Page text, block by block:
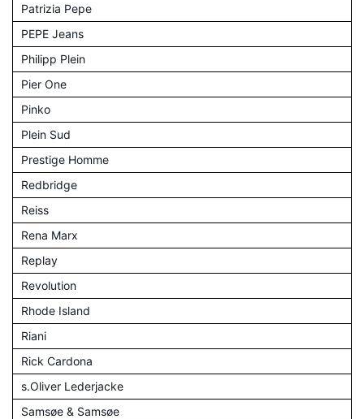
Patrizia Pepe
PEPE Jeans
Philipp Plein
Pier One
Pinko
Plein Sud
Prestige Homme
Redbridge
Reiss
Rena Marx
Replay
Revolution
Rhode Island
Riani
Rick Cardona
s.Oliver Lederjacke
Samsøe & Samsøe